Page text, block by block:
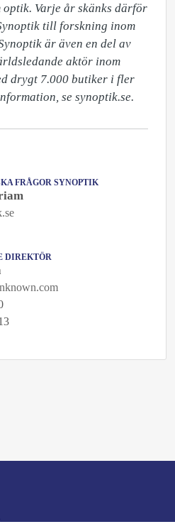
Varje år skänks därför
till forskning inom
är även en del av
aktör inom
drygt 7.000 butiker i fler
se synoptik.se.
FRÅGOR SYNOPTIK
DIREKTÖR